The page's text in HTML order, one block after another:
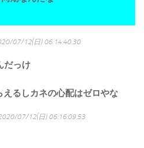
07/12(日) 06:14:40.30
だっけ
るしカネの心配はゼロやな
07/12(日) 06:16:09.53